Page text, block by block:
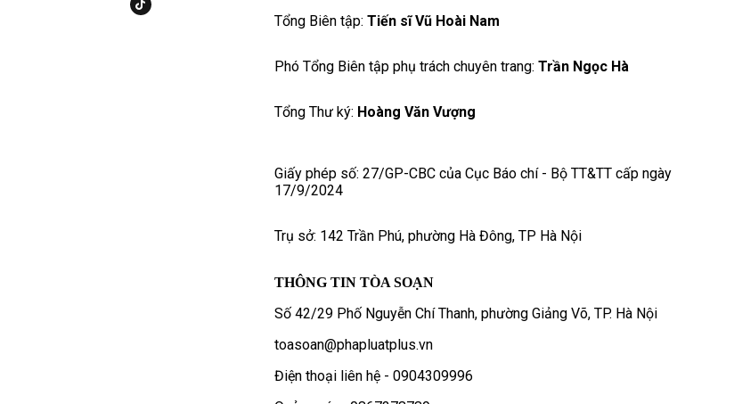
Tổng Biên tập: Tiến sĩ Vũ Hoài Nam
Phó Tổng Biên tập phụ trách chuyên trang: Trần Ngọc Hà
Tổng Thư ký: Hoàng Văn Vượng
Giấy phép số: 27/GP-CBC của Cục Báo chí - Bộ TT&TT cấp ngày
17/9/2024
Trụ sở: 142 Trần Phú, phường Hà Đông, TP Hà Nội
THÔNG TIN TÒA SOẠN
Số 42/29 Phố Nguyễn Chí Thanh, phường Giảng Võ, TP. Hà Nội
toasoan@phapluatplus.vn
Điện thoại liên hệ - 0904309996